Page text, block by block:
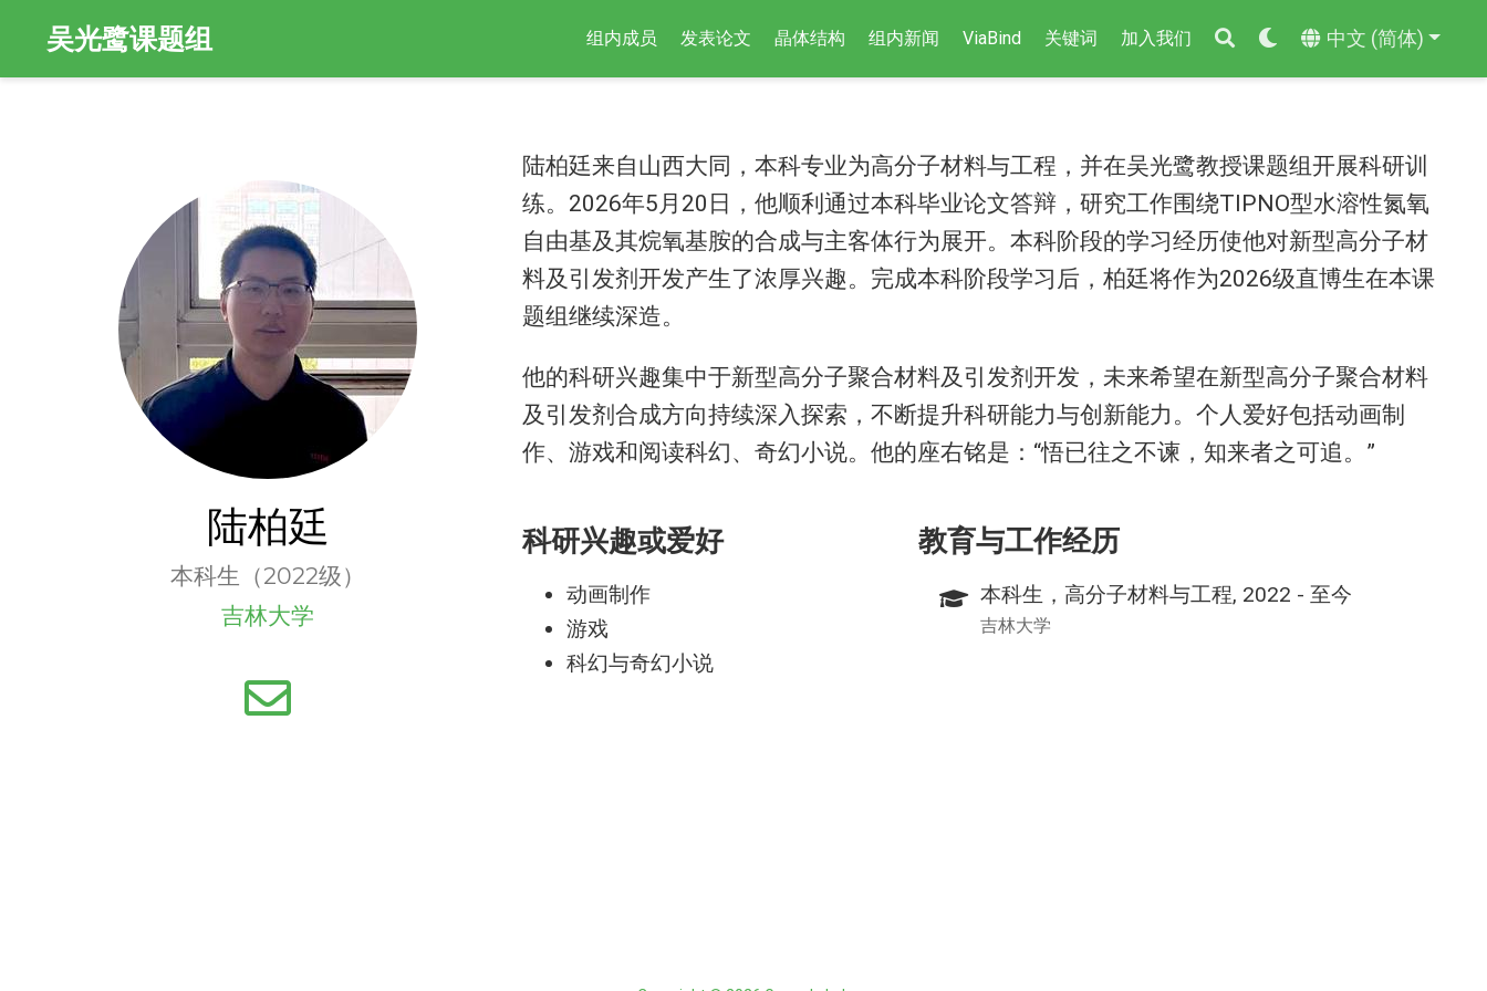
吴光鹭课题组 组内成员 发表论文 晶体结构 组内新闻 ViaBind 关键词 加入我们 中文 (简体)
陆柏廷
本科生（2022级）
吉林大学
陆柏廷来自山西大同，本科专业为高分子材料与工程，并在吴光鹭教授课题组开展科研训
练。2026年5月20日，他顺利通过本科毕业论文答辩，研究工作围绕TIPNO型水溶性氮氧
自由基及其烷氧基胺的合成与主客体行为展开。本科阶段的学习经历使他对新型高分子材
料及引发剂开发产生了浓厚兴趣。完成本科阶段学习后，柏廷将作为2026级直博生在本课
题组继续深造。
他的科研兴趣集中于新型高分子聚合材料及引发剂开发，未来希望在新型高分子聚合材料
及引发剂合成方向持续深入探索，不断提升科研能力与创新能力。个人爱好包括动画制
作、游戏和阅读科幻、奇幻小说。他的座右铭是：“悟已往之不谏，知来者之可追。”
科研兴趣或爱好
动画制作
游戏
科幻与奇幻小说
教育与工作经历
本科生，高分子材料与工程, 2022 - 至今
吉林大学